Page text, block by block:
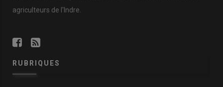
agriculteurs de l'Indre.
RUBRIQUES